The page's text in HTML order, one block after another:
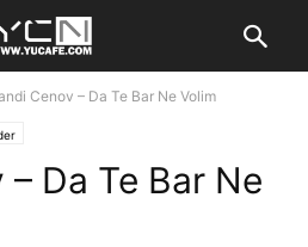
Cenov – Da Te Bar Ne Volim
Da Te Bar Ne